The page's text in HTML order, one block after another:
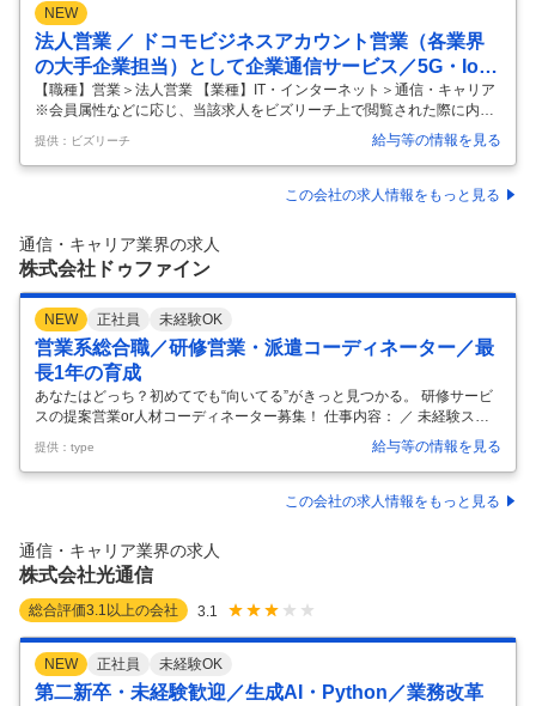
NEW
法人営業 ／ ドコモビジネスアカウント営業（各業界
の大手企業担当）として企業通信サービス／5G・Io
T・クラウドといった先端ソリューションをワンスト
ップで提供します「オープンポジション」
【職種】営業＞法人営業 【業種】IT・インターネット＞通信・キャリア
※会員属性などに応じ、当該求人をビズリーチ上で閲覧された際に内容
が異なる場合があります 本求人は、NTTドコモビジネスのエンタープラ
イズ向け営業組織における営業系求人のオープン求人です。 これまでの
ご経歴やキャリア志望に合わせ、適したポジションをサーチしご提案い
たします。 下記応募資格にあてはまる方はぜひお気軽にご応募いただ
金融（銀行／生損保／証券） ・公共（官公庁／財団法人／行政） ・製造
（機械／電機／自動車／エンタメ／建設） ・流通・サービス（小売／物
…
提供：ビズリーチ 給与等の情報を見る
この会社の求人情報をもっと見る
通信・キャリア業界の求人
株式会社ドゥファイン
NEW 正社員 未経験OK
営業系総合職／研修営業・派遣コーディネーター／最
長1年の育成
あなたはどっち？初めてでも“向いてる”がきっと見つかる。 研修サービ
スの提案営業or人材コーディネーター募集！ 仕事内容： ／ 未経験スタ
ートの先輩も多数活躍中！ ＼ 企業や働く人を支える総合職（法人営業／
人材コーディネーター）として活躍いただきます！配属は希望や適性、
経験を考慮して決定。「人と関わることが好き」を活かせる仕事です。
・“課題解決”が好きなあなたは…法人営業！ 企業の「応対品質を改善し
各種診断サービスをご提案。ヒアリングから企画、提案、実施後のフォ
ローまで伴走しながら、企業の成長を支えます。さまざまな業界の責任
者と…
提供：type 給与等の情報を見る
この会社の求人情報をもっと見る
通信・キャリア業界の求人
株式会社光通信
総合評価3.1 以上の会社 3.1
NEW 正社員 未経験OK
第二新卒・未経験歓迎／生成AI・Python／業務改革